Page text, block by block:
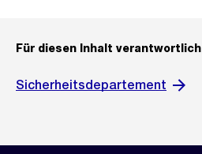
Für diesen Inhalt verantwortlich
Sicherheitsdepartement